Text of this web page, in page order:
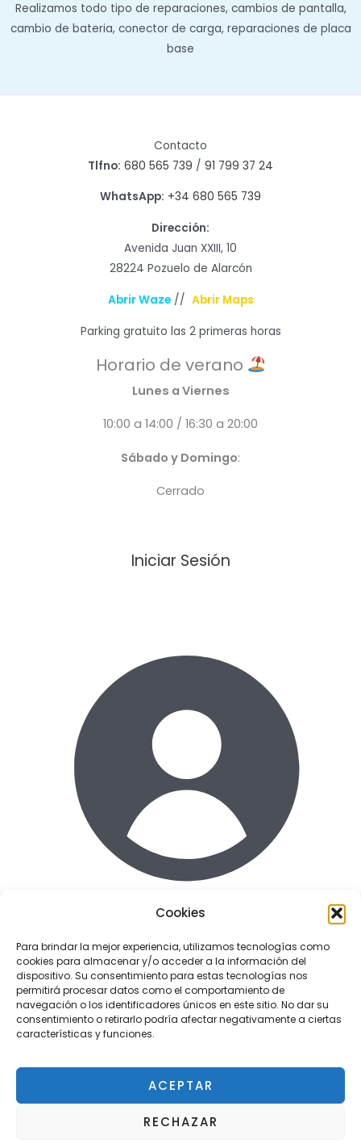
Cookies
Para brindar la mejor experiencia, utilizamos tecnologías como
cookies para almacenar y/o acceder a la información del
dispositivo. Su consentimiento para estas tecnologías nos
permitirá procesar datos como el comportamiento de
navegación o los identificadores únicos en este sitio. No dar su
consentimiento o retirarlo podría afectar negativamente a ciertas
características y funciones.
ACEPTAR
RECHAZAR
Realizamos todo tipo de reparaciones, cambios de pantalla,
cambio de bateria, conector de carga, reparaciones de placa
base
Contacto
Tlfno: 680 565 739 / 91 799 37 24
WhatsApp: +34 680 565 739
Dirección:
Avenida Juan XXIII, 10
28224 Pozuelo de Alarcón
Abrir Waze// Abrir Maps
Parking gratuito las 2 primeras horas
Horario de verano
Lunes a Viernes
10:00 a 14:00 / 16:30 a 20:00
Sábado y Domingo:
Cerrado
Iniciar Sesión
Enlaces de interes
Terminos y condiciones uso
Politica de Privacidad
Política de cookies
Copyright © 2026 Tactil Repair - Servicio técnico